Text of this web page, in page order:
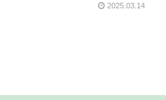
2025.03.14